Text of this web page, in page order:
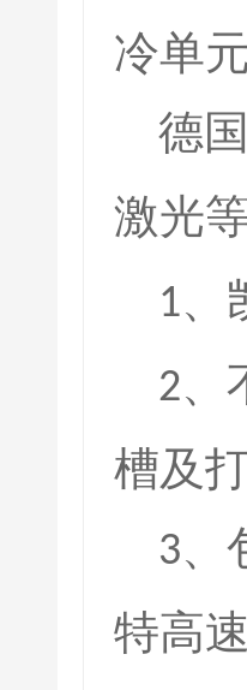
冷单
德
激光
1、
2、
槽及
3、
特高